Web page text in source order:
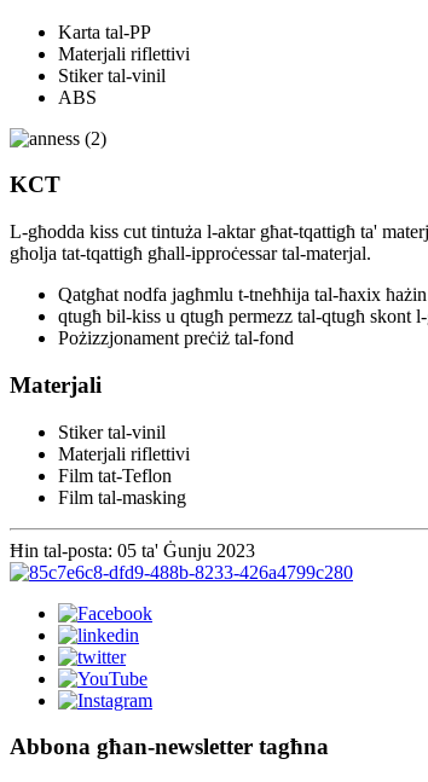
Karta tal-PP
Materjali riflettivi
Stiker tal-vinil
ABS
KCT
L-għodda kiss cut tintuża l-aktar għat-tqattigħ ta'
għolja tat-tqattigħ għall-ipproċessar tal-materjal.
Qatgħat nodfa jagħmlu t-tneħħija tal-ħaxix
qtugħ bil-kiss u qtugħ permezz tal-qtugħ skont
Pożizzjonament preċiż tal-fond
Materjali
Stiker tal-vinil
Materjali riflettivi
Film tat-Teflon
Film tal-masking
Ħin tal-posta: 05 ta' Ġunju 2023
Abbona għan-newsletter tagħna